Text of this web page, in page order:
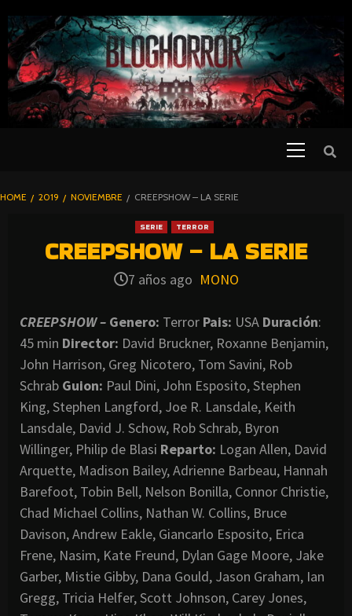
TO
CONTENT
BLOGHORROR
HOME 2019 NOVIEMBRE CREEPSHOW – LA SERIE
SERIE TERROR
CREEPSHOW – LA SERIE
7 años ago MONO
CREEPSHOW – Genero: Terror Pais: USA Duración:
45 min Director: David Bruckner, Roxanne Benjamin,
John Harrison, Greg Nicotero, Tom Savini, Rob
Schrab Guion: Paul Dini, John Esposito, Stephen
King, Stephen Langford, Joe R. Lansdale, Keith
Lansdale, David J. Schow, Rob Schrab, Byron
Willinger, Philip de Blasi Reparto: Logan Allen, David
Arquette, Madison Bailey, Adrienne Barbeau, Hannah
Barefoot, Tobin Bell, Nelson Bonilla, Connor Christie,
Chad Michael Collins, Nathan W. Collins, Bruce
Davison, Andrew Eakle, Giancarlo Esposito, Erica
Frene, Nasim, Kate Freund, Dylan Gage Moore, Jake
Garber, Mistie Gibby, Dana Gould, Jason Graham, Ian
Gregg, Tricia Helfer, Scott Johnson, Carey Jones,